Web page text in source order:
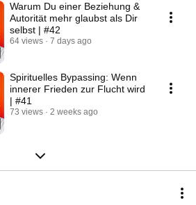
Warum Du einer Beziehung &
Autorität mehr glaubst als Dir
selbst | #42
64 views 7 days ago
Spirituelles Bypassing: Wenn
innerer Frieden zur Flucht wird
| #41
73 views 2 weeks ago